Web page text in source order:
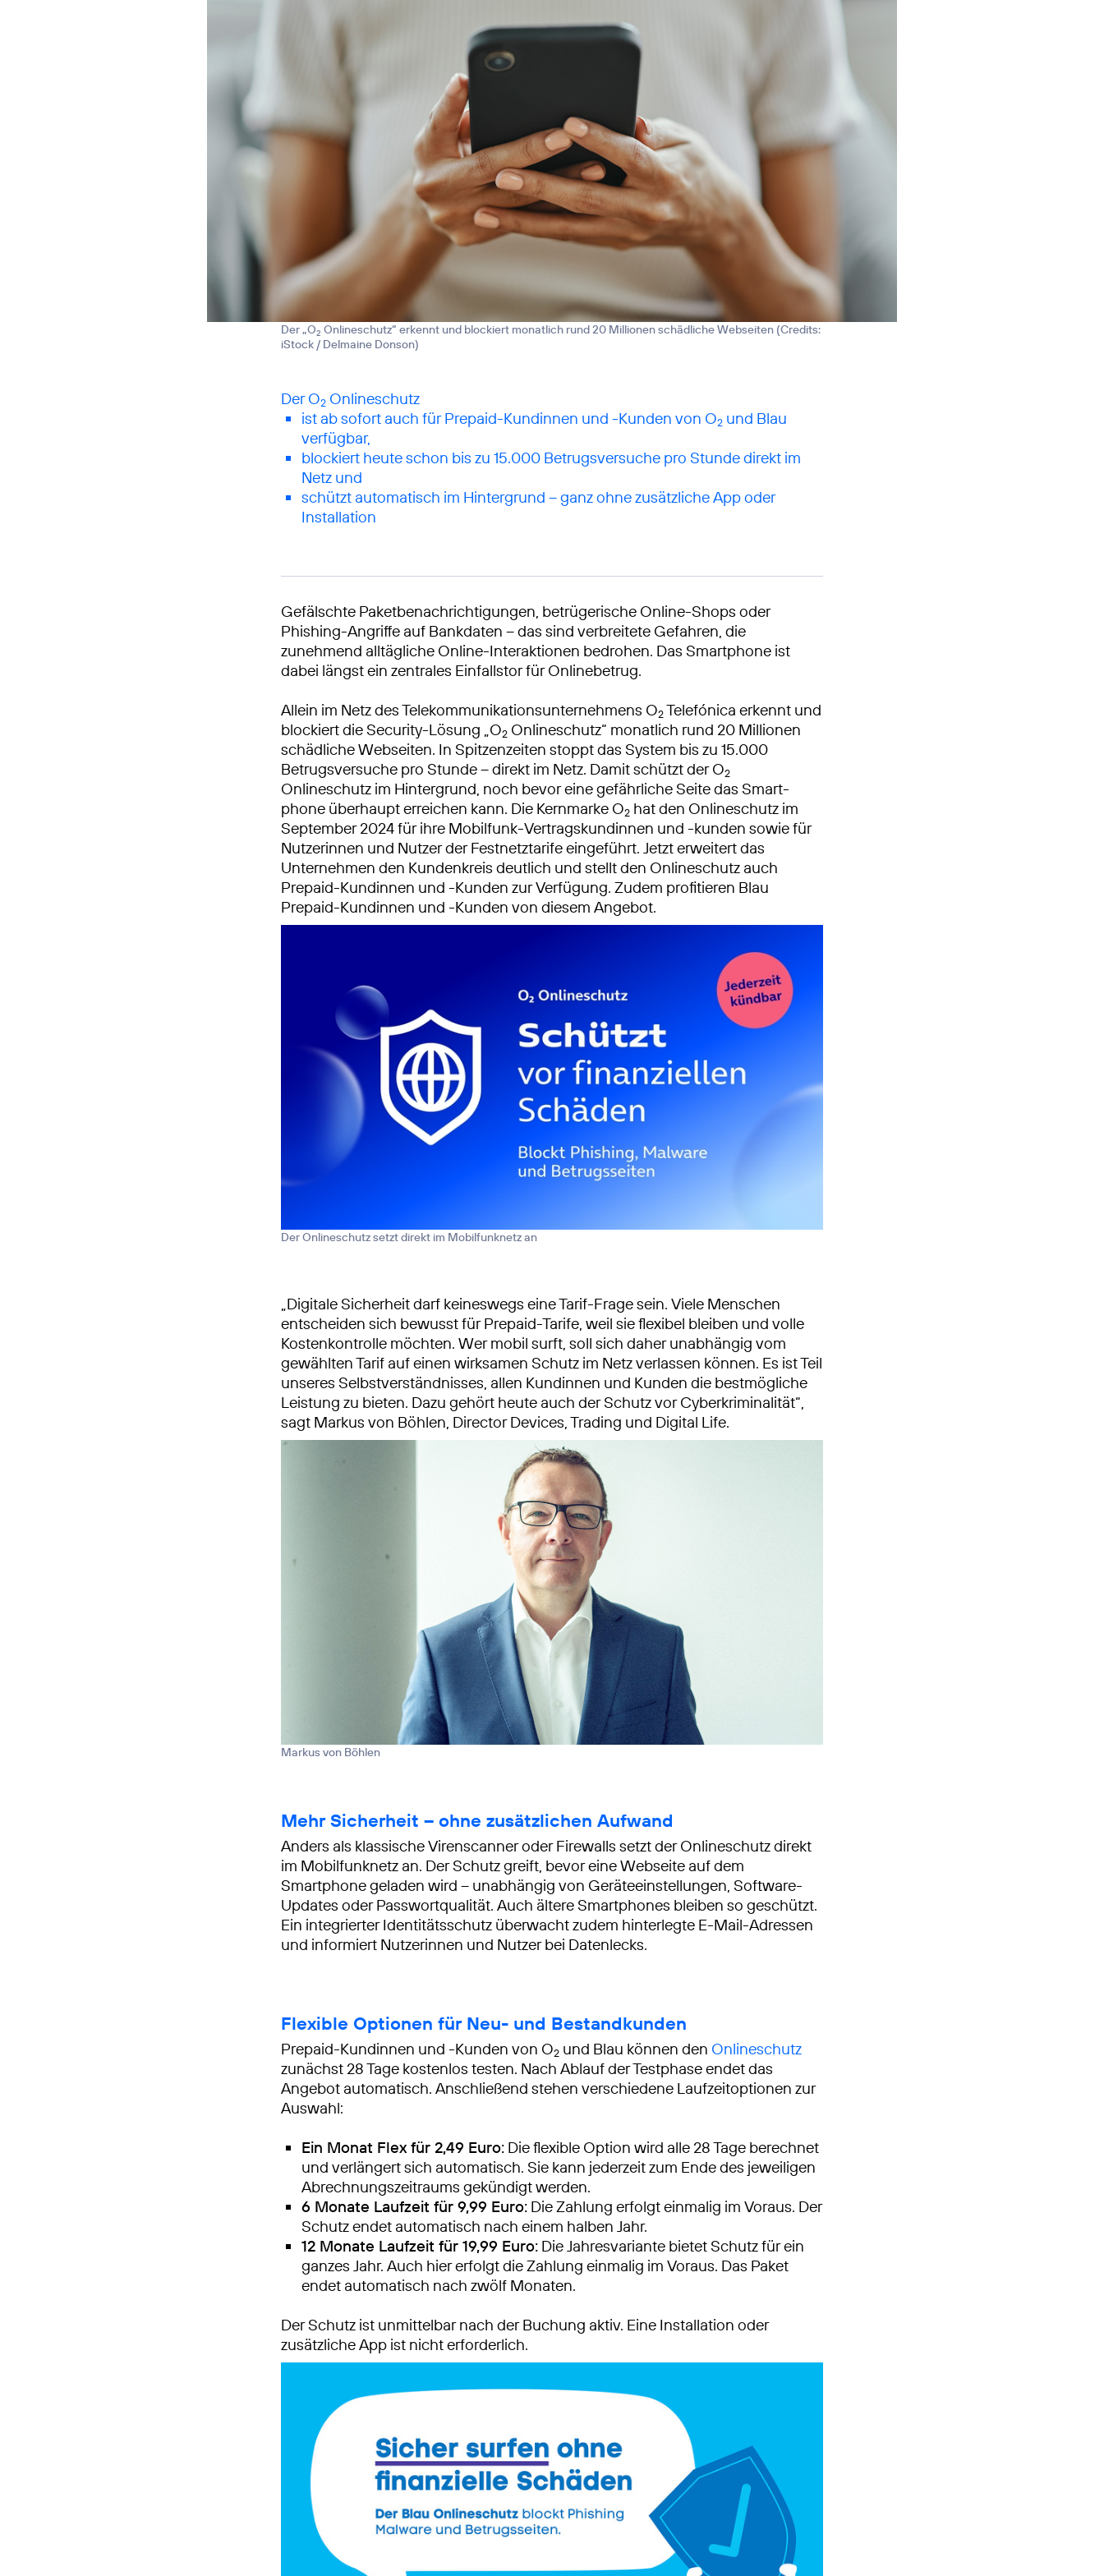
Der „O2 Onlineschutz“ erkennt und blockiert monatlich rund 20 Millionen schädliche Webseiten (Credits:
iStock / Delmaine Donson)
Der O2
ist ab sofort auch für Prepaid-Kundinnen und -Kunden von O2 und Blau
verfügbar,
blockiert heute schon bis zu 15.000 Betrugsversuche pro Stunde direkt im
Netz und
schützt automatisch im Hintergrund – ganz ohne zusätzliche App oder
Installation
Gefälschte Paketbenachrichtigungen, betrügerische Online-Shops oder
Phishing-Angriffe auf Bankdaten – das sind verbreitete Gefahren, die
zunehmend alltägliche Online-Interaktionen bedrohen. Das Smartphone ist
dabei längst ein zentrales Einfallstor für Onlinebetrug.
Allein im Netz des Telekommunikationsunternehmens O2Telefónica erkennt und
blockiert die Security-Lösung „O2 Onlineschutz“ monatlich rund 20 Millionen
schädliche Webseiten. In Spitzenzeiten stoppt das System bis zu 15.000
Betrugsversuche pro Stunde – direkt im Netz. Damit schützt der O2
Onlineschutz im Hintergrund, noch bevor eine gefährliche Seite das Smart­
phone überhaupt erreichen kann. Die Kernmarke O2 hat den Onlineschutz im
September 2024 für ihre Mobilfunk-Vertragskundinnen und -kunden sowie für
Nutzerinnen und Nutzer der Festnetztarife eingeführt. Jetzt erweitert das
Unternehmen den Kundenkreis deutlich und stellt den Onlineschutz auch
Prepaid-Kundinnen und -Kunden zur Verfügung. Zudem profitieren Blau
Prepaid-Kundinnen und -Kunden von diesem Angebot.
Der Onlineschutz setzt direkt im Mobilfunknetz an
„Digitale Sicherheit darf keineswegs eine Tarif-Frage sein. Viele Menschen
entscheiden sich bewusst für Prepaid-Tarife, weil sie flexibel bleiben und volle
Kostenkontrolle möchten. Wer mobil surft, soll sich daher unabhängig vom
gewählten Tarif auf einen wirksamen Schutz im Netz verlassen können. Es ist Teil
unseres Selbstverständnisses, allen Kundinnen und Kunden die bestmögliche
Leistung zu bieten. Dazu gehört heute auch der Schutz vor Cyberkriminalität“,
sagt Markus von Böhlen, Director Devices, Trading und Digital Life.
Markus von Böhlen
Mehr Sicherheit – ohne zusätzlichen Aufwand
Anders als klassische Virenscanner oder Firewalls setzt der Onlineschutz direkt
im Mobilfunknetz an. Der Schutz greift, bevor eine Webseite auf dem
Smartphone geladen wird – unabhängig von Geräteeinstellungen, Software-
Updates oder Passwortqualität. Auch ältere Smartphones bleiben so geschützt.
Ein integrierter Identitätsschutz überwacht zudem hinterlegte E-Mail-Adressen
und informiert Nutzerinnen und Nutzer bei Datenlecks.
Flexible Optionen für Neu- und Bestandkunden
Prepaid-Kundinnen und -Kunden von O2 und Blau können den Onlineschutz
zunächst 28 Tage kostenlos testen. Nach Ablauf der Testphase endet das
Angebot automatisch. Anschließend stehen verschiedene Laufzeitoptionen zur
Auswahl:
Ein Monat Flex für 2,49 Euro: Die flexible Option wird alle 28 Tage berechnet
und verlängert sich automatisch. Sie kann jederzeit zum Ende des jeweiligen
Abrechnungszeitraums gekündigt werden.
6 Monate Laufzeit für 9,99 Euro: Die Zahlung erfolgt einmalig im Voraus. Der
Schutz endet automatisch nach einem halben Jahr.
12 Monate Laufzeit für 19,99 Euro: Die Jahresvariante bietet Schutz für ein
ganzes Jahr. Auch hier erfolgt die Zahlung einmalig im Voraus. Das Paket
endet automatisch nach zwölf Monaten.
Der Schutz ist unmittelbar nach der Buchung aktiv. Eine Installation oder
zusätzliche App ist nicht erforderlich.